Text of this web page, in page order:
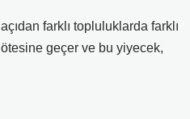
farklı topluluklarda farklı
geçer ve bu yiyecek,